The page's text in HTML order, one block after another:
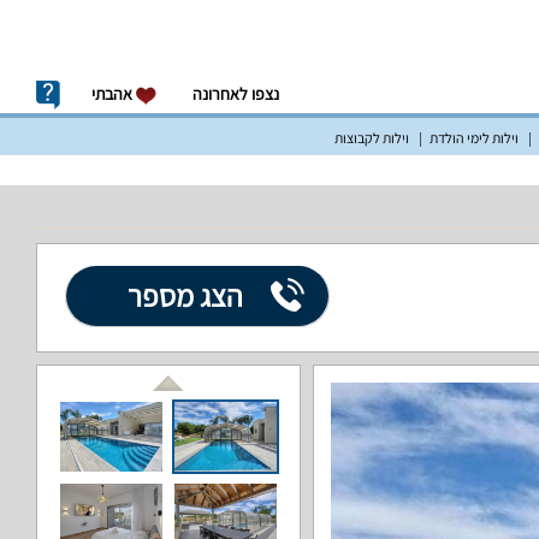
נצפו לאחרונה אהבתי
וילות לימי הולדת וילות לקבוצות
הצג מספר